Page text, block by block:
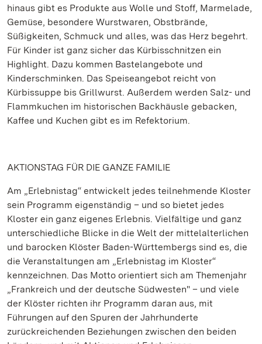
hinaus gibt es Produkte aus Wolle und Stoff, Marmelade,
Gemüse, besondere Wurstwaren, Obstbrände,
Süßigkeiten, Schmuck und alles, was das Herz begehrt.
Für Kinder ist ganz sicher das Kürbisschnitzen ein
Highlight. Dazu kommen Bastelangebote und
Kinderschminken. Das Speiseangebot reicht von
Kürbissuppe bis Grillwurst. Außerdem werden Salz- und
Flammkuchen im historischen Backhäusle gebacken,
Kaffee und Kuchen gibt es im Refektorium.
AKTIONSTAG FÜR DIE GANZE FAMILIE
Am „Erlebnistag“ entwickelt jedes teilnehmende Kloster
sein Programm eigenständig – und so bietet jedes
Kloster ein ganz eigenes Erlebnis. Vielfältige und ganz
unterschiedliche Blicke in die Welt der mittelalterlichen
und barocken Klöster Baden-Württembergs sind es, die
die Veranstaltungen am „Erlebnistag im Kloster“
kennzeichnen. Das Motto orientiert sich am Themenjahr
„Frankreich und der deutsche Südwesten" – und viele
der Klöster richten ihr Programm daran aus, mit
Führungen auf den Spuren der Jahrhunderte
zurückreichenden Beziehungen zwischen den beiden